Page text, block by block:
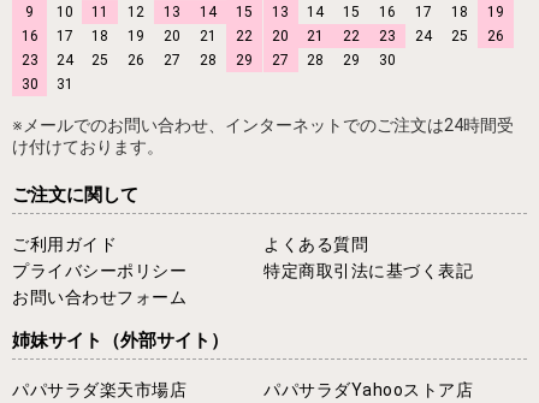
9
10 11 12 13 14
15
16
17 18 19 20 21
22
23
24 25 26 27 28
29
30
31
13
14 15 16 17 18
19
20
21 22 23 24 25
26
27
28 29 30
※メールでのお問い合わせ、インターネットでのご注文は24時間受
け付けております。
ご注文に関して
ご利用ガイド
よくある質問
プライバシーポリシー
特定商取引法に基づく表記
お問い合わせフォーム
姉妹サイト （外部サイト）
パパサラダ楽天市場店 パパサラダYahooストア店